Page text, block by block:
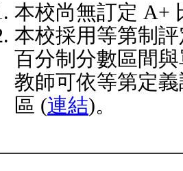
本校尚無訂定 A+
本校採用等第制
百分制分數區間
教師可依等第定
區 (連結)。